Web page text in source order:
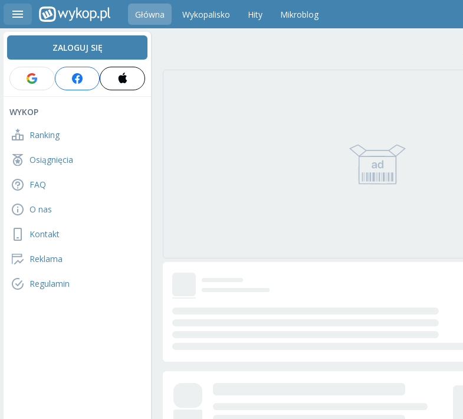
Główna Wykopalisko Hity Mikroblog
ZALOGUJ SIĘ
WYKOP
Ranking
Osiągnięcia
FAQ
O nas
Kontakt
Reklama
Regulamin